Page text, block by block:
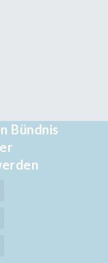
Bündnis